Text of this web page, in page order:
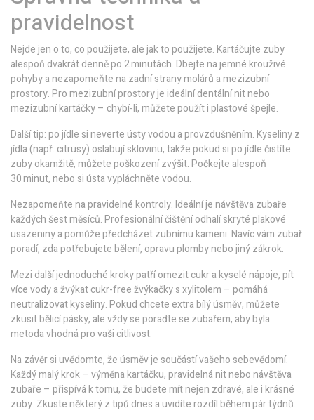
pravidelnost
Nejde jen o to, co použijete, ale jak to použijete. Kartáčujte zuby
alespoň dvakrát denně po 2 minutách. Dbejte na jemné krouživé
pohyby a nezapomeňte na zadní strany molárů a mezizubní
prostory. Pro mezizubní prostory je ideální dentální nit nebo
mezizubní kartáčky – chybí-li, můžete použít i plastové špejle.
Další tip: po jídle si neverte ústy vodou a provzdušněním. Kyseliny z
jídla (např. citrusy) oslabují sklovinu, takže pokud si po jídle čistíte
zuby okamžitě, můžete poškození zvýšit. Počkejte alespoň
30 minut, nebo si ústa vypláchněte vodou.
Nezapomeňte na pravidelné kontroly. Ideální je návštěva zubaře
každých šest měsíců. Profesionální čištění odhalí skryté plakové
usazeniny a pomůže předcházet zubnímu kameni. Navíc vám zubař
poradí, zda potřebujete bělení, opravu plomby nebo jiný zákrok.
Mezi další jednoduché kroky patří omezit cukr a kyselé nápoje, pít
více vody a žvýkat cukr-free žvýkačky s xylitolem – pomáhá
neutralizovat kyseliny. Pokud chcete extra bílý úsměv, můžete
zkusit bělicí pásky, ale vždy se poraďte se zubařem, aby byla
metoda vhodná pro vaši citlivost.
Na závěr si uvědomte, že úsměv je součástí vašeho sebevědomí.
Každý malý krok – výměna kartáčku, pravidelná nit nebo návštěva
zubaře – přispívá k tomu, že budete mít nejen zdravé, ale i krásné
zuby. Zkuste některý z tipů dnes a uvidíte rozdíl během pár týdnů.